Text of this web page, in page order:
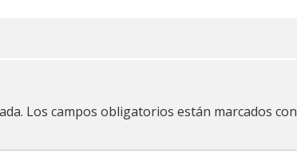
Los campos obligatorios están marcados con